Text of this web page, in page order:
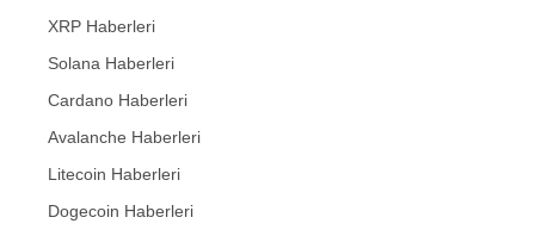
XRP Haberleri
Solana Haberleri
Cardano Haberleri
Avalanche Haberleri
Litecoin Haberleri
Dogecoin Haberleri